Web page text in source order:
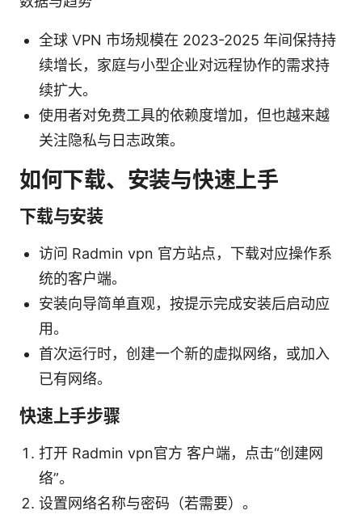
全球 VPN 市场规模在 2023-2025 年间保持持
续增长，家庭与小型企业对远程协作的需求持
续扩大。
使用者对免费工具的依赖度增加，但也越来越
关注隐私与日志政策。
如何下载、安装与快速上手
下载与安装
访问 Radmin vpn 官方站点，下载对应操作系
统的客户端。
安装向导简单直观，按提示完成安装后启动应
用。
首次运行时，创建一个新的虚拟网络，或加入
已有网络。
快速上手步骤
打开 Radmin vpn官方 客户端，点击“创建网
络”。
设置网络名称与密码（若需要）。